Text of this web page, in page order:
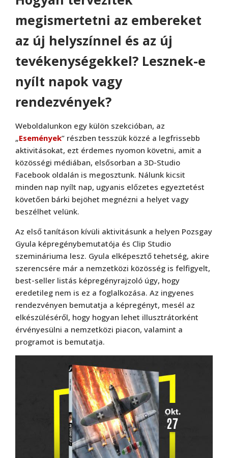
megismertetni az embereket
az új helyszínnel és az új
tevékenységekkel? Lesznek-e
nyílt napok vagy
rendezvények?
Weboldalunkon egy külön szekcióban, az
„Események” részben tesszük közzé a legfrissebb
aktivitásokat, ezt érdemes nyomon követni, amit a
közösségi médiában, elsősorban a 3D-Studio
Facebook oldalán is megosztunk. Nálunk kicsit
minden nap nyílt nap, ugyanis előzetes egyeztetést
követően bárki bejöhet megnézni a helyet vagy
beszélhet velünk.
Az első tanításon kívüli aktivitásunk a helyen Pozsgay
Gyula képregénybemutatója és Clip Studio
szemináriuma lesz. Gyula elképesztő tehetség, akire
szerencsére már a nemzetközi közösség is felfigyelt,
best-seller listás képregényrajzoló úgy, hogy
eredetileg nem is ez a foglalkozása. Az ingyenes
rendezvényen bemutatja a képregényt, mesél az
elkészüléséről, hogy hogyan lehet illusztrátorként
érvényesülni a nemzetközi piacon, valamint a
programot is bemutatja.